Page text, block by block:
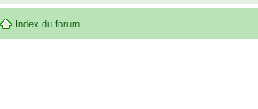
Index du forum